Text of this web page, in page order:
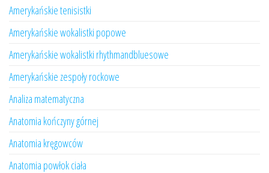
Amerykańskie tenisistki
Amerykańskie wokalistki popowe
Amerykańskie wokalistki rhythmandbluesowe
Amerykańskie zespoły rockowe
Analiza matematyczna
Anatomia kończyny górnej
Anatomia kręgowców
Anatomia powłok ciała